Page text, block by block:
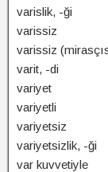
varislik, -ği
varissiz
varissiz
varit, -di
variyet
variyetli
variyetsiz
variyetsizlik, -ği
var kuvvetiyle